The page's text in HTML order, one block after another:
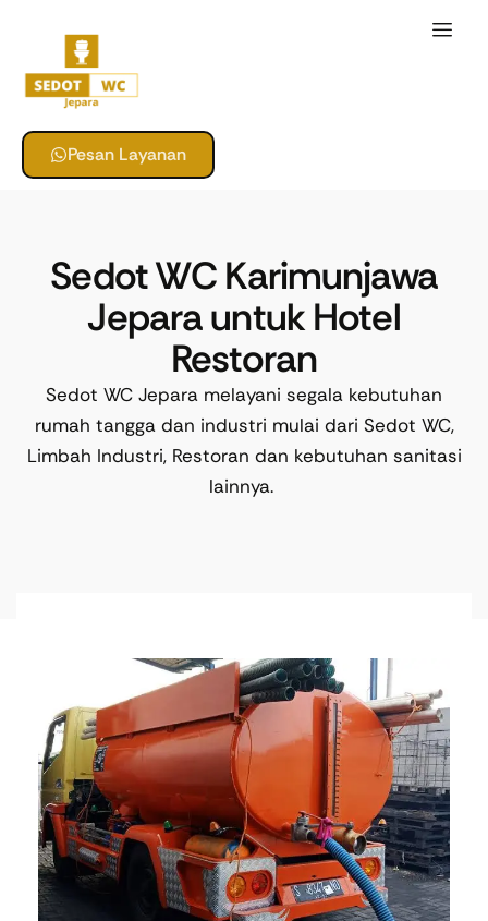
Pesan Layanan
Sedot WC Karimunjawa
Jepara untuk Hotel
Restoran
Sedot WC Jepara melayani segala kebutuhan
rumah tangga dan industri mulai dari Sedot WC,
Limbah Industri, Restoran dan kebutuhan sanitasi
lainnya.